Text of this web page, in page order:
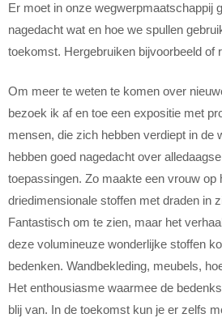
Er moet in onze wegwerpmaatschappij
nagedacht wat en hoe we spullen
toekomst. Hergebruiken bijvoorbeeld of
Om meer te weten te komen over
bezoek ik af en toe een expositie met
mensen, die zich hebben verdiept in de
hebben goed nagedacht over
toepassingen. Zo maakte een vrouw op
driedimensionale stoffen met draden in
Fantastisch om te zien, maar het
deze volumineuze wonderlijke stoffen
bedenken. Wandbekleding, meubels,
Het enthousiasme waarmee de
blij van. In de toekomst kun je er zelfs